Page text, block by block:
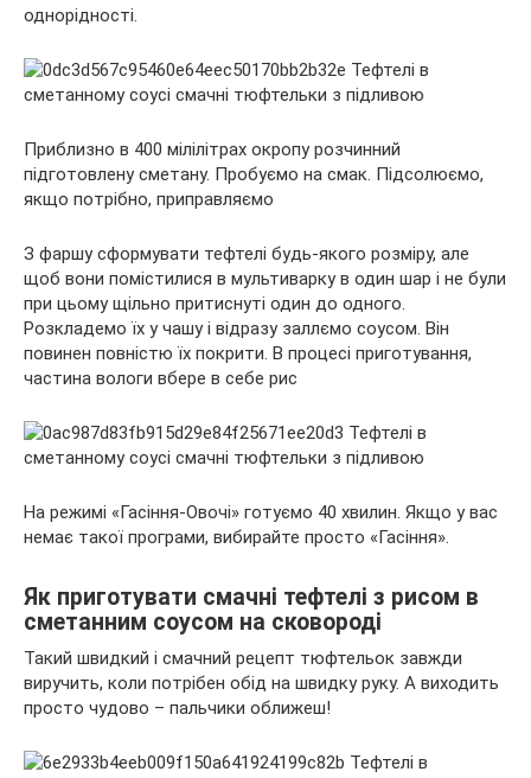
однорідності.
Приблизно в 400 мілілітрах окропу розчинний
підготовлену сметану. Пробуємо на смак. Підсолюємо,
якщо потрібно, приправляємо
З фаршу сформувати тефтелі будь-якого розміру, але
щоб вони помістилися в мультиварку в один шар і не були
при цьому щільно притиснуті один до одного.
Розкладемо їх у чашу і відразу заллємо соусом. Він
повинен повністю їх покрити. В процесі приготування,
частина вологи вбере в себе рис
На режимі «Гасіння-Овочі» готуємо 40 хвилин. Якщо у вас
немає такої програми, вибирайте просто «Гасіння».
Як приготувати смачні тефтелі з рисом в
сметанним соусом на сковороді
Такий швидкий і смачний рецепт тюфтельок завжди
виручить, коли потрібен обід на швидку руку. А виходить
просто чудово – пальчики оближеш!